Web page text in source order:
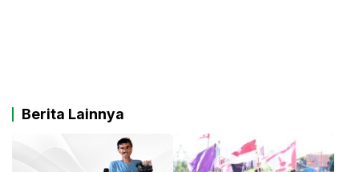
Berita Lainnya